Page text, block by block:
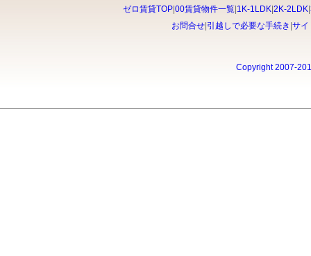
ゼロ賃貸TOP| 00賃貸物件一覧| 1K-1LDK| 2K-2LDK|
お問合せ 引越しで必要な手続き サイ
Copyright 2007-